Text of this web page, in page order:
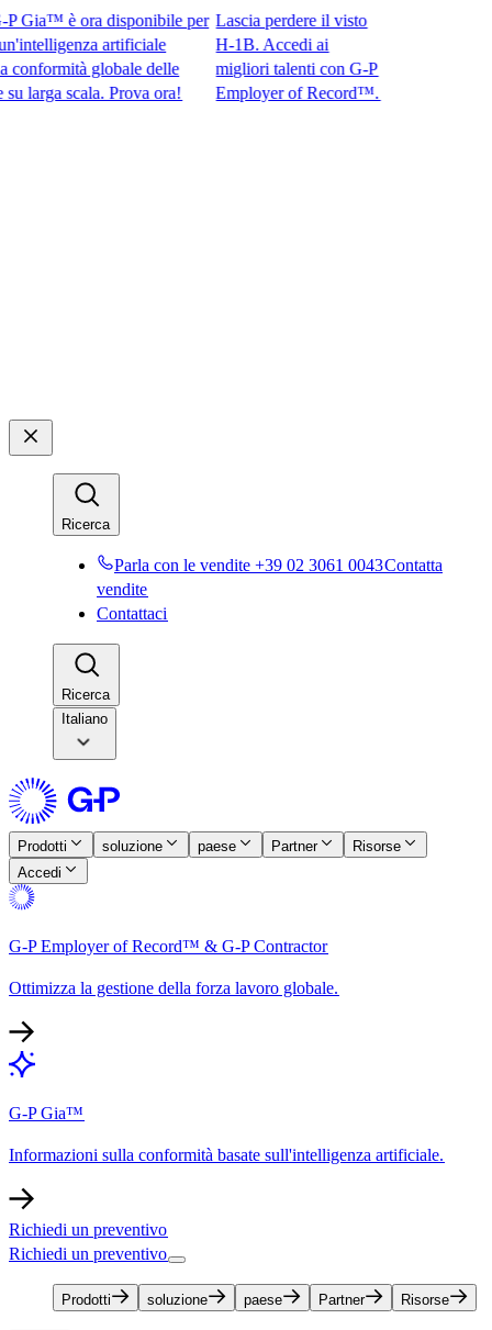
è ora disponibile per
artificiale
globale delle
scala. Prova ora!​​
Lascia perdere il visto
H-1B. Accedi ai
migliori talenti con G-P
Employer of Record™.​​
Ricerca​​
Parla con le vendite +39 02 3061 0043​​Contatta
vendite​​
Contattaci​​
Ricerca​​
Italiano
Prodotti​​ soluzione​​ paese​​ Partner​​
Risorse​​
Accedi​​
G-P Employer of Record™ & G-P Contractor​​
Ottimizza la gestione della forza lavoro globale.​​
G-P Gia™​​
Informazioni sulla conformità basate sull'intelligenza artificiale.​​
Richiedi un preventivo​​
Richiedi un preventivo​​
Prodotti​​ soluzione​​ paese​​ Partner​​ Risorse​​